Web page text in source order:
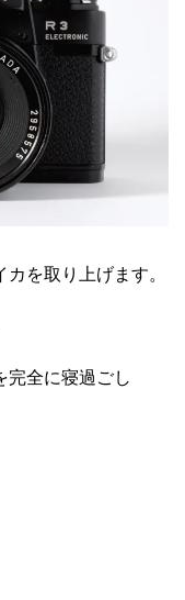
を取り上げます。
完全に寝過ごし